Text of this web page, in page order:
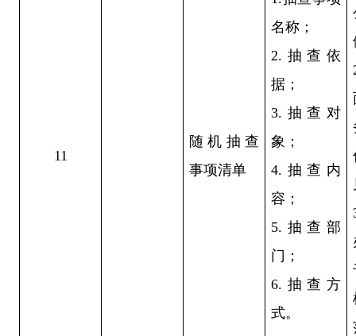
11
随机抽查
事项清单
名称；
2.抽查依
据；
3.抽查对
象；
4.抽查内
容；
5.抽查部
门；
6.抽查方
式。